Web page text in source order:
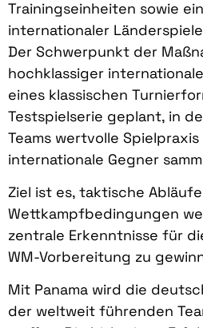
Trainingseinheiten sowie
internationaler
Der Schwerpunkt der
hochklassiger
eines klassischen
Testspielserie geplant, in
Teams wertvolle
internationale Gegner
Ziel ist es, taktische
Wettkampfbedingungen
zentrale Erkenntnisse für
WM-Vorbereitung zu
Mit Panama wird die
der weltweit führenden